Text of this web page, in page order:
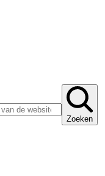
Zoeken